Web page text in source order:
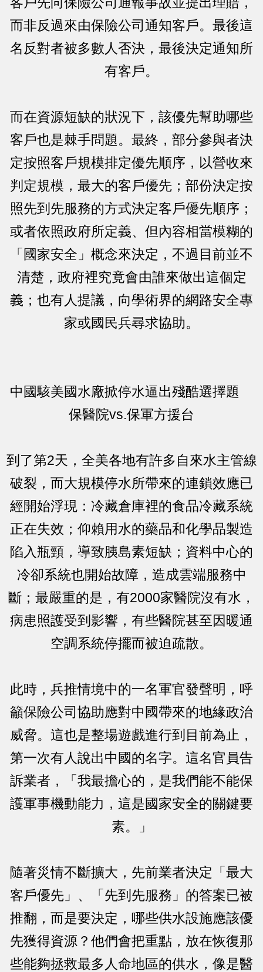
而非反過來由保險公司通知客戶。最後這
名反對者被多數人否決，最後決定通知所
有客戶。
而在資源短缺的狀況下，該優先幫助哪些
客戶也是棘手問題。最終，部分參與者決
定按照客戶規模排定優先順序，以營收來
判定規模，最大的客戶優先；部份決定按
照先到先服務的方式決定客戶優先順序；
或者依照政府所定義、但內容相當模糊的
「國家安全」概念來決定，不過目前並不
清楚，政府裡究竟會由誰來做出這個定
義；也有人提議，向學術界的網路安全專
家或國民兵尋求協助。
中國駭美國水廠掀停水逼出殘酷選擇題
保醫院vs.保軍方援台
到了第2天，全美各地有許多自來水主管線
破裂，而大規模停水所帶來的連鎖效應已
經開始浮現：冷藏倉庫裡的食品冷藏系統
正在失效；仰賴用水的藥品和化學品製造
陷入瓶頸，導致胰島素短缺；資料中心的
冷卻系統也開始故障，造成雲端服務中
斷；最嚴重的是，有2000家醫院沒有水，
病患照護受到影響，有些醫院甚至因暖通
空調系統停擺而被迫疏散。
此時，兵推情境中的一名軍官發聲明，呼
籲保險公司協助應對中國帶來的地緣政治
威脅。這也是整場遊戲進行到目前為止，
第一次有人說出中國的名字。這名官員告
訴業者，「我最擔心的，是我們能不能保
護軍事機動能力，這是國家安全的關鍵要
素。」
隨著災情不斷擴大，先前業者決定「最大
客戶優先」、「先到先服務」的答案已被
推翻，而是要決定，哪些供水設施應該優
先獲得資源？他們會把重點，放在恢復那
些能夠拯救最多人命地區的供水，像是醫